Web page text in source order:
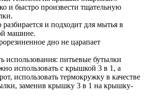
и быстро произвести тщательную
и подходит для мытья в
машине.
дно не царапает
использования: питьевые бутылки
использовать с крышкой 3 в 1, а
использовать термокружку в качестве
заменив крышку 3 в 1 на крышку-